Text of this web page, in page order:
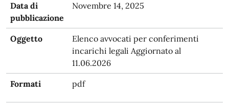
Data di
pubblicazione
Novembre 14, 2025
Oggetto
Elenco avvocati per conferimenti
incarichi legali Aggiornato al
11.06.2026
Formati pdf